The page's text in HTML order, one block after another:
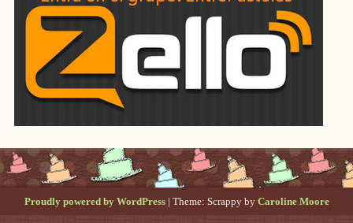
Proudly powered by WordPress | Theme: Scrappy by Caroline Moore